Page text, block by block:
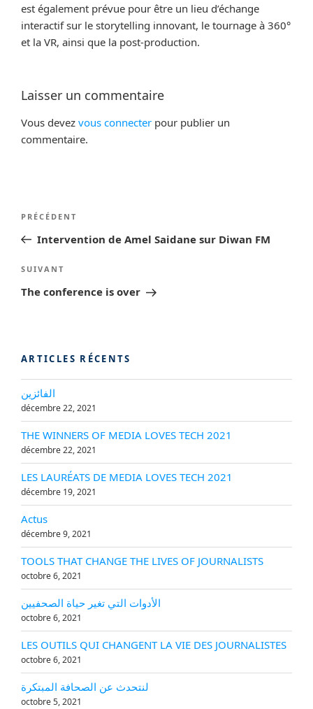
est également prévue pour être un lieu d’échange
interactif sur le storytelling innovant, le tournage à 360°
et la VR, ainsi que la post-production.
Laisser un commentaire
Vous devez vous connecter pour publier un
commentaire.
Navigation
de
Article
précédent
PRÉCÉDENT
Intervention de Amel Saidane sur Diwan FM
Article
suivant
SUIVANT
The conference is over
ARTICLES RÉCENTS
الفائزين
décembre 22, 2021
THE WINNERS OF MEDIA LOVES TECH 2021
décembre 22, 2021
LES LAURÉATS DE MEDIA LOVES TECH 2021
décembre 19, 2021
Actus
décembre 9, 2021
TOOLS THAT CHANGE THE LIVES OF JOURNALISTS
octobre 6, 2021
الأدوات التي تغير حياة الصحفيين
octobre 6, 2021
LES OUTILS QUI CHANGENT LA VIE DES JOURNALISTES
octobre 6, 2021
لنتحدث عن الصحافة المبتكرة
octobre 5, 2021